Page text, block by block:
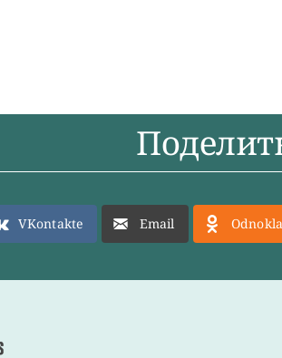
VKontakte Email